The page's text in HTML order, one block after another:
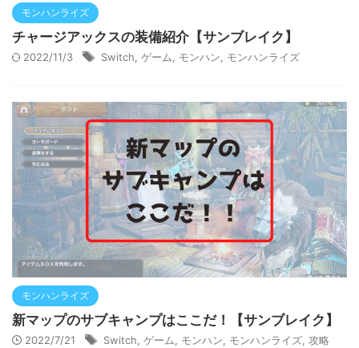
モンハンライズ
チャージアックスの装備紹介【サンブレイク】
2022/11/3 Switch ゲーム モンハン モンハンライズ
モンハンライズ
新マップのサブキャンプはここだ！【サンブレイク】
2022/7/21 Switch, ゲーム, モンハン, モンハンライズ, 攻略